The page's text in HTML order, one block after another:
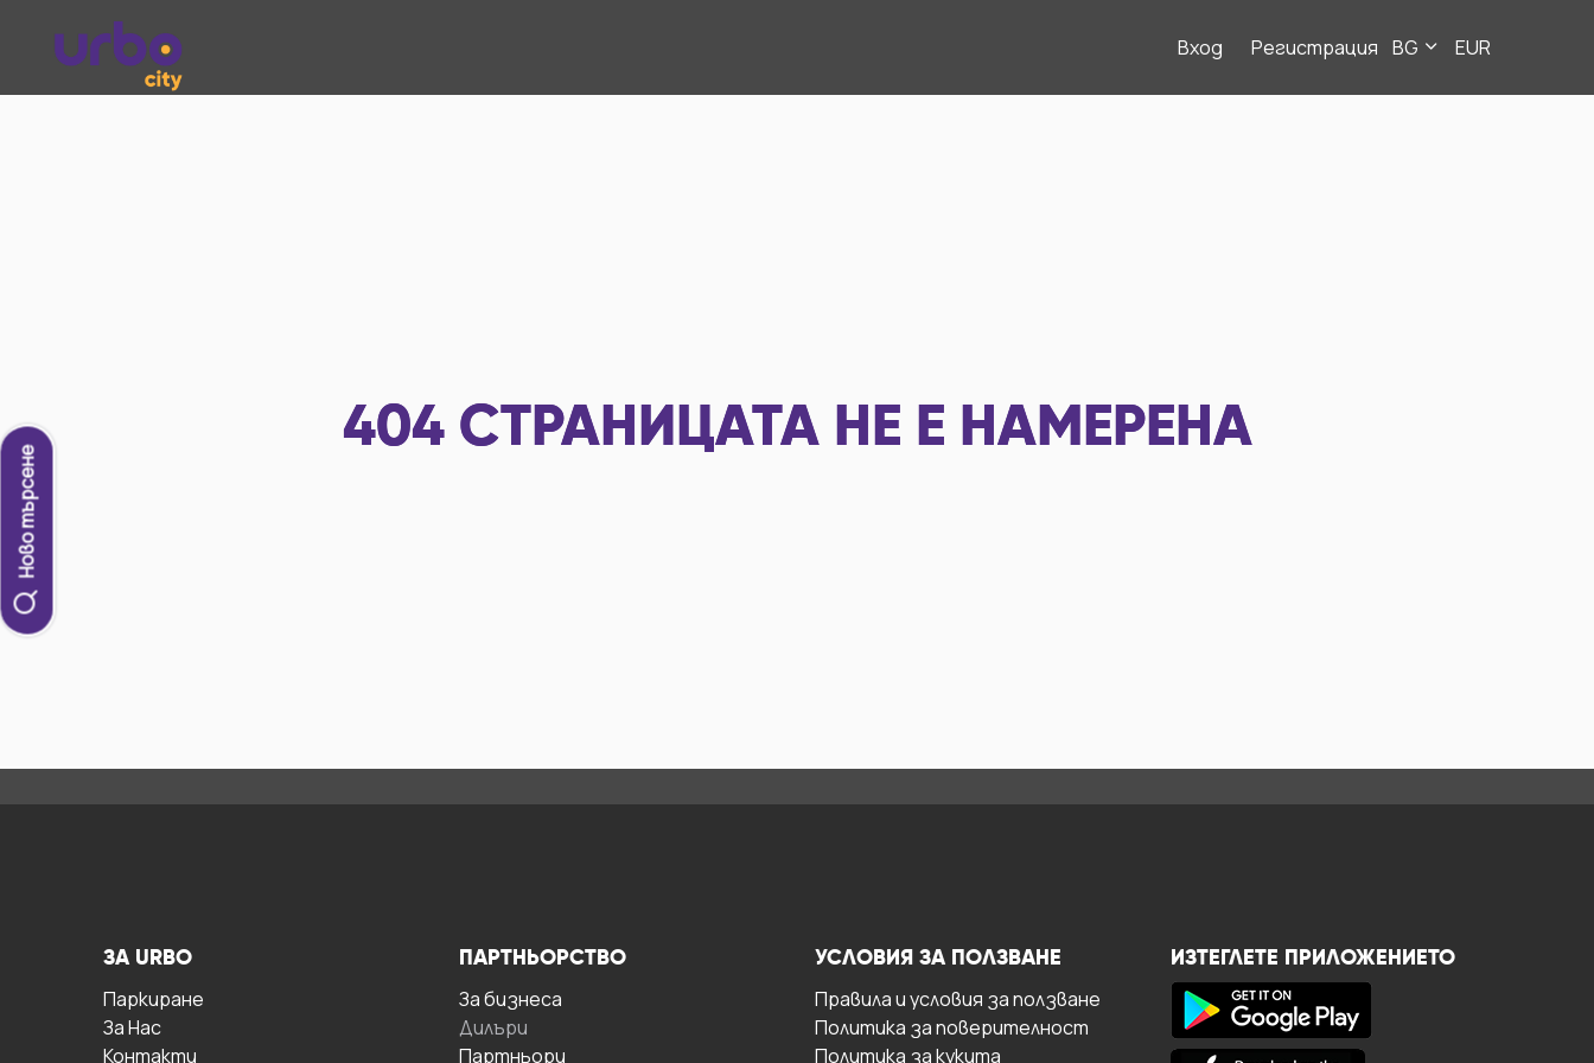
Вход Регистрация BG EUR
Ново търсене
404 СТРАНИЦАТА НЕ Е НАМЕРЕНА
ЗА URBO
Паркиране
За Hас
Контакти
ПАРТНЬОРСТВО
За бизнесa
Дилъри
Партньори
УСЛОВИЯ ЗА ПОЛЗВАНЕ
Правила и условия за ползване
Политика за поверителност
Политика за кукита
ИЗТЕГЛЕТЕ ПРИЛОЖЕНИЕТО